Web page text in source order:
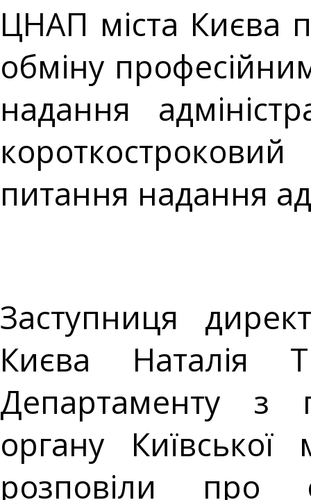
ЦНАП міста Києва
обміну
надання
питання надання
Заступниця
Києва Наталія
Департаменту з
органу
розповіли про